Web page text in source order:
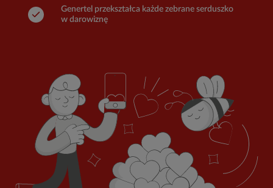
Genertel przekształca każde zebrane serduszko
w darowiznę